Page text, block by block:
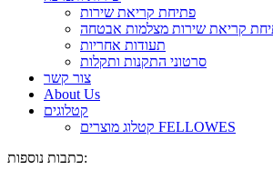
פתיחת קריאת שירות
תעודות אחריות
סרטוני התקנות ותקלות
צור קשר
About Us
קטלוגים
קטלוג מוצרים FELLOWES
כתבות נוספות: